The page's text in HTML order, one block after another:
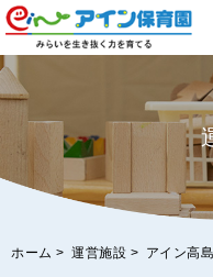
ホーム > 運営施設 > アイン高